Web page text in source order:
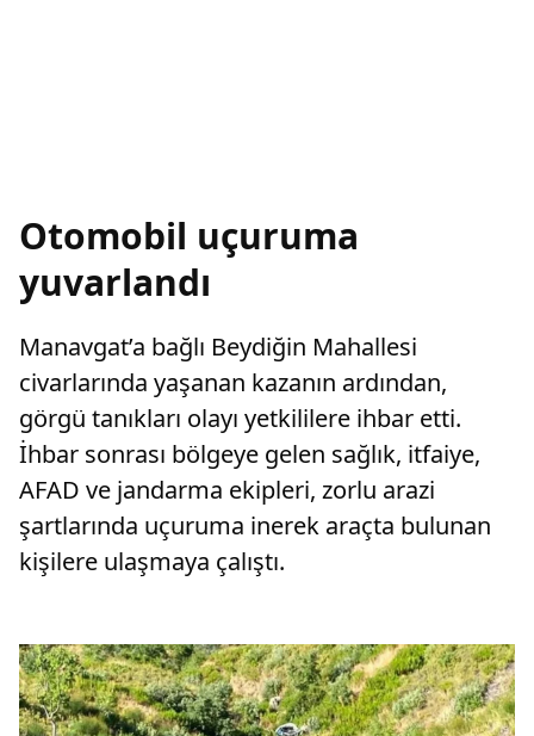
Otomobil uçuruma
yuvarlandı
Manavgat’a bağlı Beydiğin Mahallesi
civarlarında yaşanan kazanın ardından,
görgü tanıkları olayı yetkililere ihbar etti.
İhbar sonrası bölgeye gelen sağlık, itfaiye,
AFAD ve jandarma ekipleri, zorlu arazi
şartlarında uçuruma inerek araçta bulunan
kişilere ulaşmaya çalıştı.